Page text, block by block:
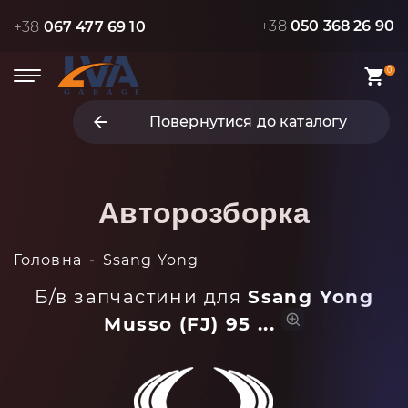
+38 067 477 69 10 +38 050 368 26 90
0
Повернутися до каталогу
Авторозборка
Головна Ssang Yong
Б/в запчастини дляSsang Yong
Musso (FJ) 95 ...